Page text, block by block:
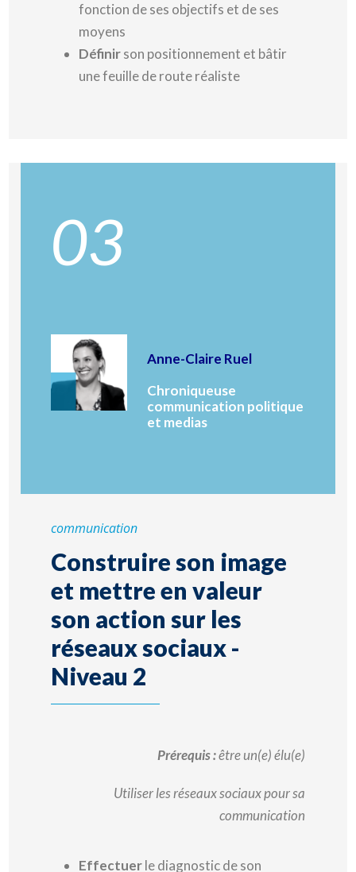
fonction de ses objectifs et de ses
moyens
Définirson positionnement et bâtir
une feuille de route réaliste
03
Anne-Claire Ruel
Chroniqueuse
communication politique
et medias
communication
Construire son image
et mettre en valeur
son action sur les
réseaux sociaux -
Niveau 2
Prérequis :être un(e) élu(e)
Utiliser les réseaux sociaux pour sa
communication
Effectuerle diagnostic de son